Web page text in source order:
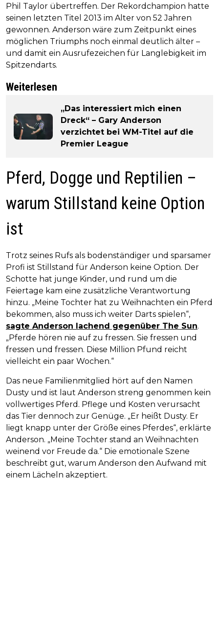
Phil Taylor übertreffen. Der Rekordchampion hatte
seinen letzten Titel 2013 im Alter von 52 Jahren
gewonnen. Anderson wäre zum Zeitpunkt eines
möglichen Triumphs noch einmal deutlich älter –
und damit ein Ausrufezeichen für Langlebigkeit im
Spitzendarts.
Weiterlesen
„Das interessiert mich einen
Dreck“ – Gary Anderson
verzichtet bei WM-Titel auf die
Premier League
Pferd, Dogge und Reptilien –
warum Stillstand keine Option
ist
Trotz seines Rufs als bodenständiger und sparsamer
Profi ist Stillstand für Anderson keine Option. Der
Schotte hat junge Kinder, und rund um die
Feiertage kam eine zusätzliche Verantwortung
hinzu. „Meine Tochter hat zu Weihnachten ein Pferd
bekommen, also muss ich weiter Darts spielen“,
sagte Anderson lachend gegenüber The Sun.
„Pferde hören nie auf zu fressen. Sie fressen und
fressen und fressen. Diese Million Pfund reicht
vielleicht ein paar Wochen.“
Das neue Familienmitglied hört auf den Namen
Dusty und ist laut Anderson streng genommen kein
vollwertiges Pferd. Pflege und Kosten verursacht
das Tier dennoch zur Genüge. „Er heißt Dusty. Er
liegt knapp unter der Größe eines Pferdes“, erklärte
Anderson. „Meine Tochter stand an Weihnachten
weinend vor Freude da.“ Die emotionale Szene
beschreibt gut, warum Anderson den Aufwand mit
einem Lächeln akzeptiert.